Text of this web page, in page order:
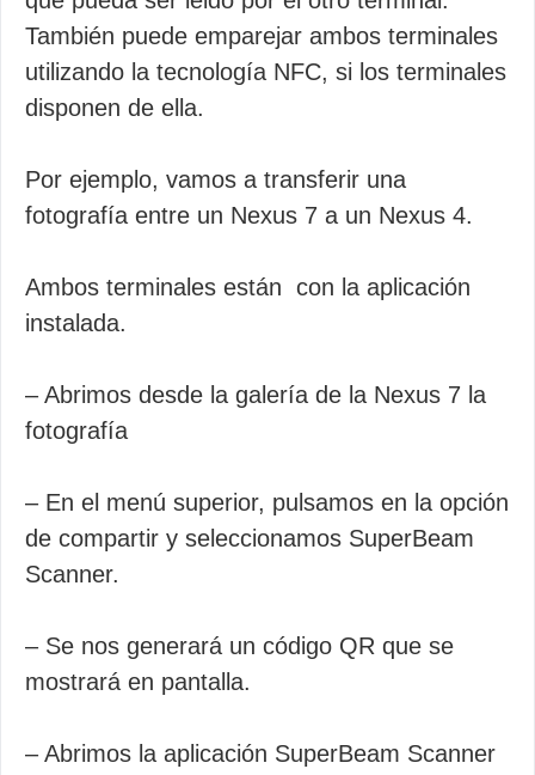
También puede emparejar ambos terminales
utilizando la tecnología NFC, si los terminales
disponen de ella.
Por ejemplo, vamos a transferir una
fotografía entre un Nexus 7 a un Nexus 4.
Ambos terminales están con la aplicación
instalada.
– Abrimos desde la galería de la Nexus 7 la
fotografía
– En el menú superior, pulsamos en la opción
de compartir y seleccionamos SuperBeam
Scanner.
– Se nos generará un código QR que se
mostrará en pantalla.
– Abrimos la aplicación SuperBeam Scanner